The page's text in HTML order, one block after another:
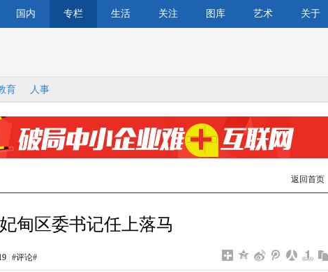
国内 专栏 生活 关注 图库 艺术 关于
育 人事
返回首页
甸区委书记任上落马
#评论#